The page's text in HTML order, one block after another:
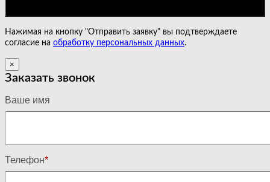
Нажимая на кнопку "Отправить заявку" вы подтверждаете
согласие на обработку персональных данных.
×
Заказать звонок
Ваше имя
Телефон*